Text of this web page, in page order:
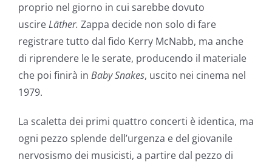
proprio nel giorno in cui sarebbe dovuto
uscireLäther. Zappa decide non solo di fare
registrare tutto dal fido Kerry McNabb, ma anche
di riprendere le le serate, producendo il materiale
che poi finirà in Baby Snakes, uscito nei cinema nel
1979.
La scaletta dei primi quattro concerti è identica, ma
ogni pezzo splende dell’urgenza e del giovanile
nervosismo dei musicisti, a partire dal pezzo di